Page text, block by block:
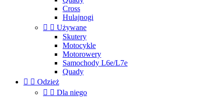
Cross
Hulajnogi
  Używane
Skutery
Motocykle
Motorowery
Samochody L6e/L7e
Quady
  Odzież
  Dla niego